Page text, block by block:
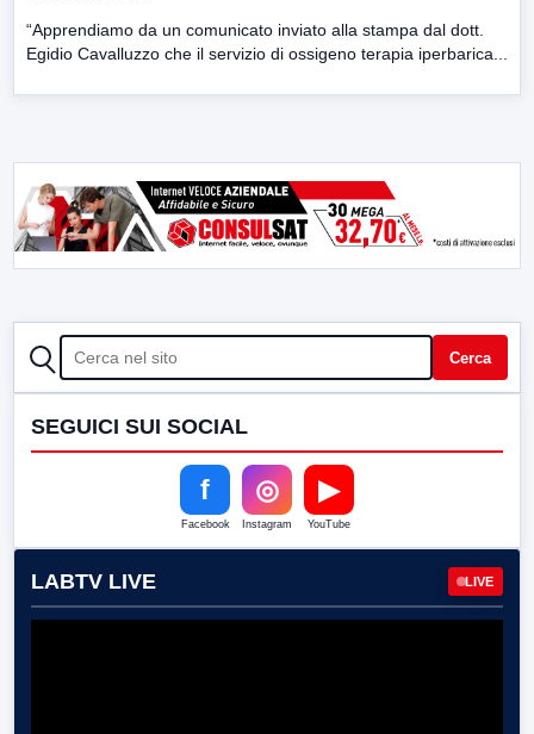
“Apprendiamo da un comunicato inviato alla stampa dal dott.
Egidio Cavalluzzo che il servizio di ossigeno terapia iperbarica...
CERCA Cerca
SEGUICI SUI SOCIAL
f
Facebook
◎
Instagram
▶
YouTube
LABTV LIVE LIVE